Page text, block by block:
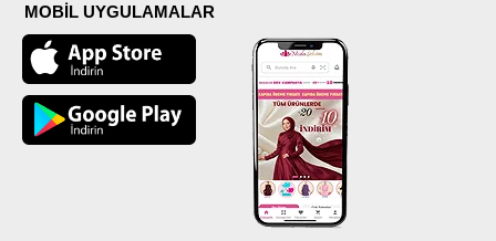
MOBİL UYGULAMALAR